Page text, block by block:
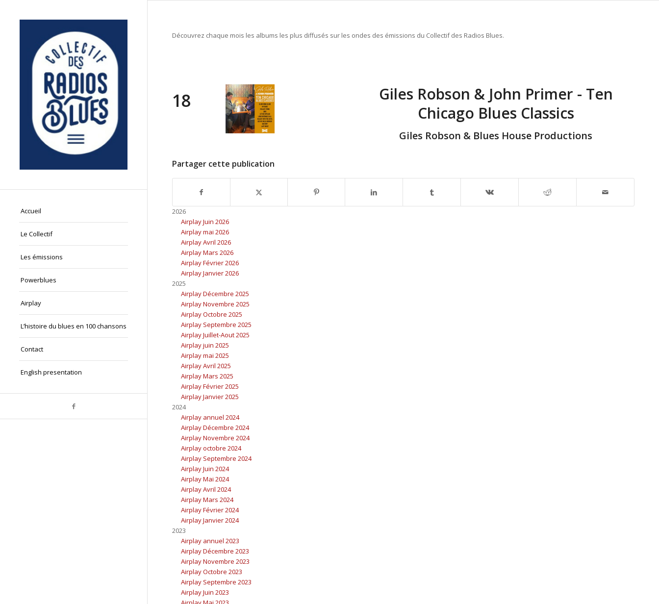
Accueil
Le Collectif
Les émissions
Powerblues
Airplay
L’histoire du blues en 100 chansons
Contact
English presentation
Découvrez chaque mois les albums les plus diffusés sur les ondes des émissions du Collectif des Radios Blues.
18
Giles Robson & John Primer - Ten
Chicago Blues Classics
Giles Robson & Blues House Productions
Partager cette publication
2026
Airplay Juin 2026
Airplay mai 2026
Airplay Avril 2026
Airplay Mars 2026
Airplay Février 2026
Airplay Janvier 2026
2025
Airplay Décembre 2025
Airplay Novembre 2025
Airplay Octobre 2025
Airplay Septembre 2025
Airplay Juillet-Aout 2025
Airplay juin 2025
Airplay mai 2025
Airplay Avril 2025
Airplay Mars 2025
Airplay Février 2025
Airplay Janvier 2025
2024
Airplay annuel 2024
Airplay Décembre 2024
Airplay Novembre 2024
Airplay octobre 2024
Airplay Septembre 2024
Airplay Juin 2024
Airplay Mai 2024
Airplay Avril 2024
Airplay Mars 2024
Airplay Février 2024
Airplay Janvier 2024
2023
Airplay annuel 2023
Airplay Décembre 2023
Airplay Novembre 2023
Airplay Octobre 2023
Airplay Septembre 2023
Airplay Juin 2023